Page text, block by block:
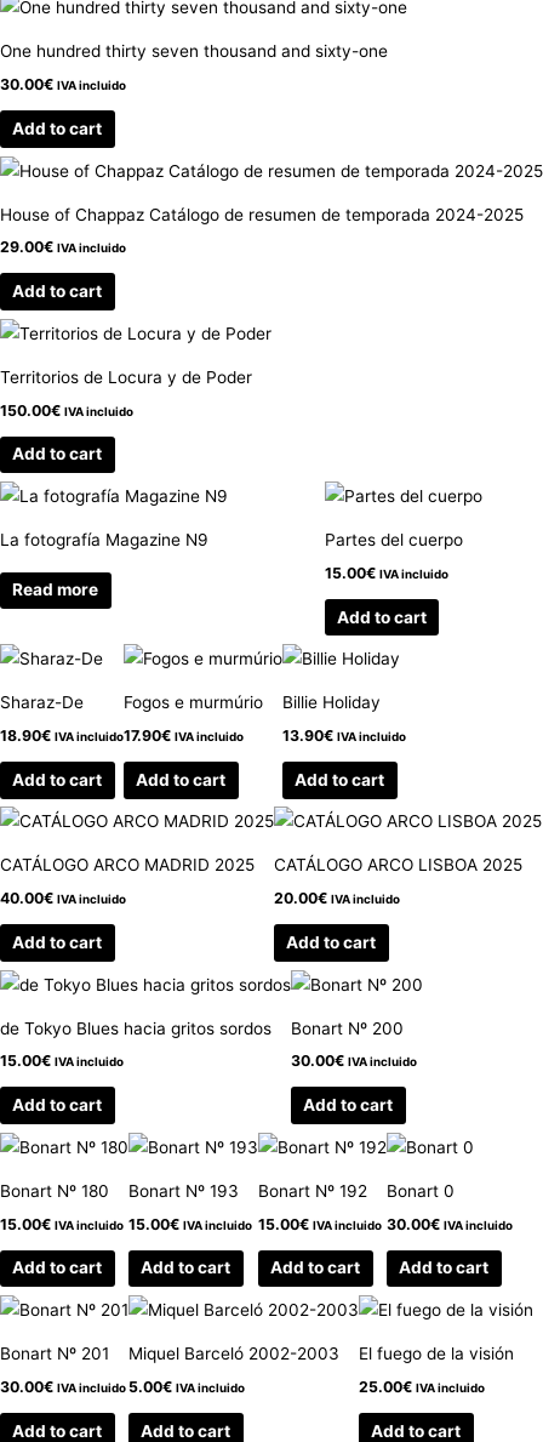
One hundred thirty seven thousand and sixty-one
30.00€ IVA incluido
Add to cart
House of Chappaz Catálogo de resumen de temporada 2024-2025
29.00€ IVA incluido
Add to cart
Territorios de Locura y de Poder
150.00€ IVA incluido
Add to cart
La fotografía Magazine N9
Read more
Partes del cuerpo
15.00€ IVA incluido
Add to cart
Sharaz-De
18.90€ IVA incluido
Add to cart
Fogos e murmúrio
17.90€ IVA incluido
Add to cart
Billie Holiday
13.90€ IVA incluido
Add to cart
CATÁLOGO ARCO MADRID 2025
40.00€ IVA incluido
Add to cart
CATÁLOGO ARCO LISBOA 2025
20.00€ IVA incluido
Add to cart
de Tokyo Blues hacia gritos sordos
15.00€ IVA incluido
Add to cart
Bonart Nº 200
30.00€ IVA incluido
Add to cart
Bonart Nº 180
15.00€ IVA incluido
Add to cart
Bonart Nº 193
15.00€ IVA incluido
Add to cart
Bonart Nº 192
15.00€ IVA incluido
Add to cart
Bonart 0
30.00€ IVA incluido
Add to cart
Bonart Nº 201
30.00€ IVA incluido
Add to cart
Miquel Barceló 2002-2003
5.00€ IVA incluido
Add to cart
El fuego de la visión
25.00€ IVA incluido
Add to cart